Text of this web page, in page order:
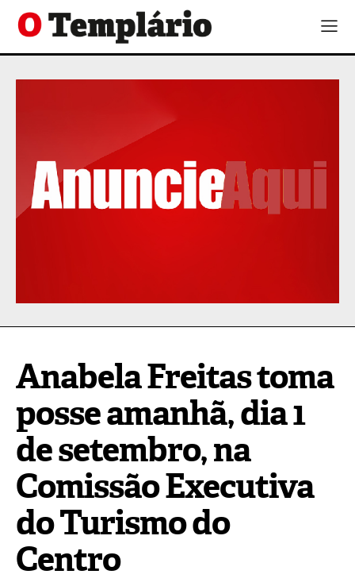
Anabela Freitas toma
posse amanhã, dia 1
de setembro, na
Comissão Executiva
do Turismo do
Centro